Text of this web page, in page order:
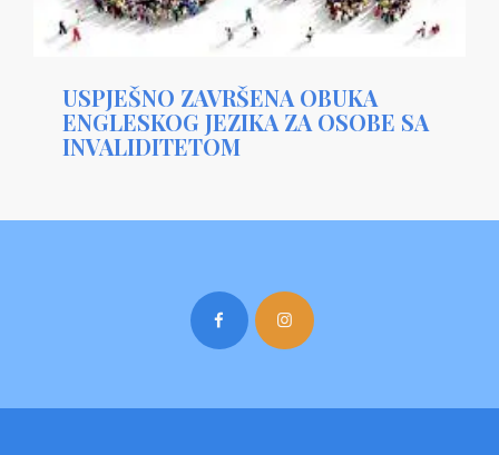
USPJEŠNO ZAVRŠENA OBUKA
ENGLESKOG JEZIKA ZA OSOBE SA
INVALIDITETOM